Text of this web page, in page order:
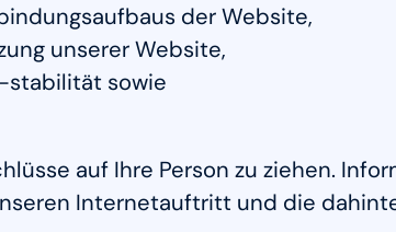
der Website,
unserer Website,
stabilität sowie
auf Ihre Person zu ziehen.
Internetauftritt und die